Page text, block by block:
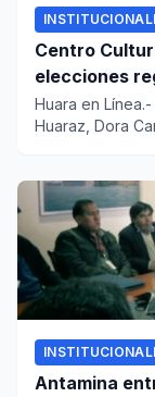
Centro
elecciones
Huara en
Huaraz, Dora
Antamina